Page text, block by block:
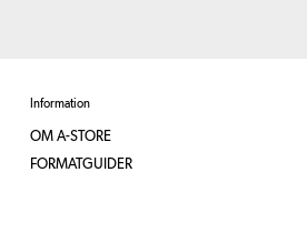
Information
OM A-STORE
FORMATGUIDER